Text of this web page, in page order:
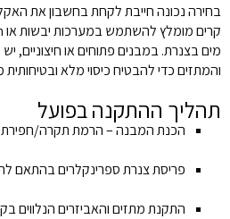
בחירה נכונה חייבת לקחת בחשבון את
מים בצנרת. במבנים פתוחים או חיצוניים,
והמתזים כדי להבטיח כיסוי מלא
תהליך ההתקנה בפועל
הכנת המבנה – הרמת תקרה/חפירת
פריסת צנרת ספרינקלרים בהתאם
התקנת מתזים והאביזרים הנלווים